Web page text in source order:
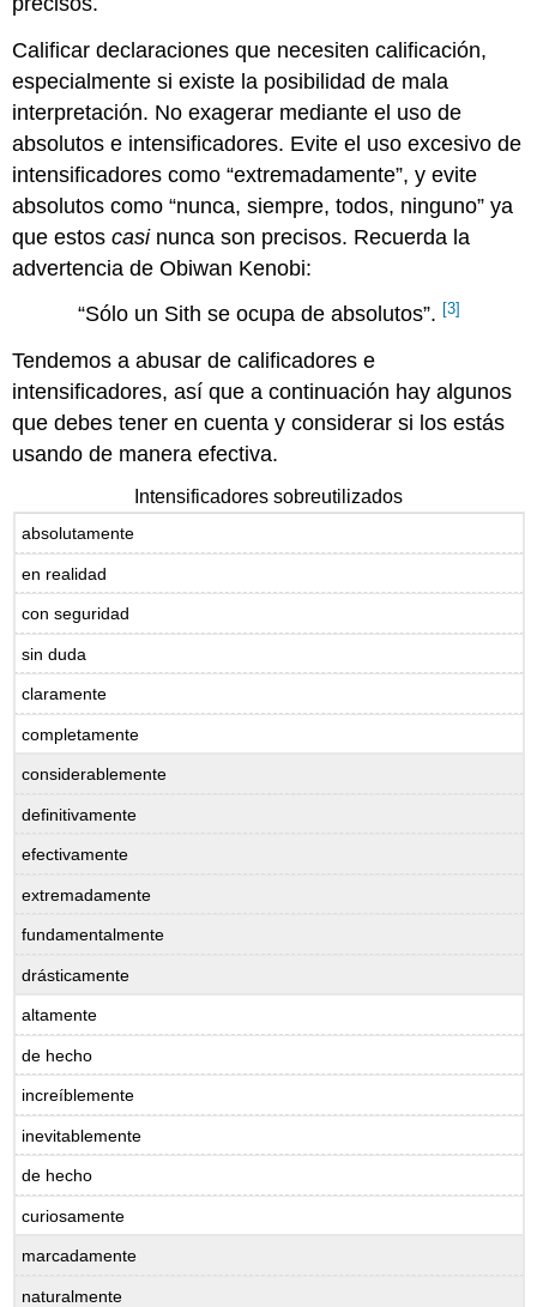
Calificar declaraciones que necesiten calificación,
especialmente si existe la posibilidad de mala
interpretación. No exagerar mediante el uso de
absolutos e intensificadores. Evite el uso excesivo de
intensificadores como “extremadamente”, y evite
absolutos como “nunca, siempre, todos, ninguno” ya
que estoscasinunca son precisos. Recuerda la
advertencia de Obiwan Kenobi:
“Sólo un Sith se ocupa de absolutos”. [3]
Tendemos a abusar de calificadores e
intensificadores, así que a continuación hay algunos
que debes tener en cuenta y considerar si los estás
usando de manera efectiva.
Intensificadores sobreutilizados
absolutamente
en realidad
con seguridad
sin duda
claramente
completamente
considerablemente
definitivamente
efectivamente
extremadamente
fundamentalmente
drásticamente
altamente
de hecho
increíblemente
inevitablemente
de hecho
curiosamente
marcadamente
naturalmente